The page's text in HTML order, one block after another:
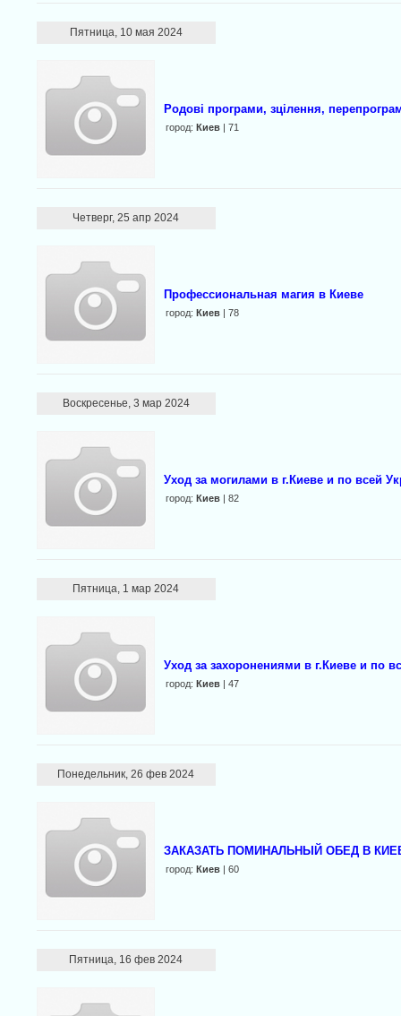
Пятница, 10 мая 2024
Родові програми, зцілення,
город: Киев| 71
Четверг, 25 апр 2024
Профессиональная магия в Киеве
город: Киев| 78
Воскресенье, 3 мар 2024
Уход за могилами в г.Киеве и по всей
город: Киев| 82
Пятница, 1 мар 2024
Уход за захоронениями в г.Киеве и по
город: Киев| 47
Понедельник, 26 фев 2024
ЗАКАЗАТЬ ПОМИНАЛЬНЫЙ ОБЕД В
город: Киев| 60
Пятница, 16 фев 2024